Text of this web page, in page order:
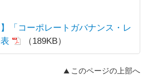
】「コーポレートガバナンス・レ
（189KB）
このページの上部へ